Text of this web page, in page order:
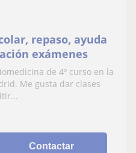
repaso, ayuda
exámenes
de 4º curso en la
Me gusta dar clases
Contactar